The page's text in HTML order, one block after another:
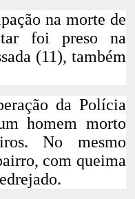
na morte de
foi preso na
(11), também
da Polícia
homem morto
No mesmo
com queima